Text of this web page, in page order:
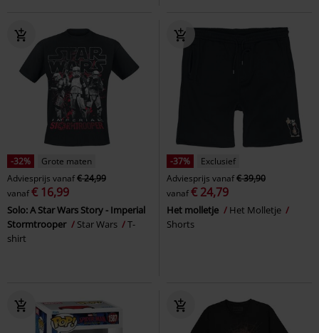
-32%
Grote maten
Adviesprijs vanaf€ 24,99
vanaf€ 16,99
Solo: A Star Wars Story - Imperial
Stormtrooper
Star Wars
T-
shirt
-37%
Exclusief
Adviesprijs vanaf€ 39,90
vanaf€ 24,79
Het molletje
Het Molletje
Shorts